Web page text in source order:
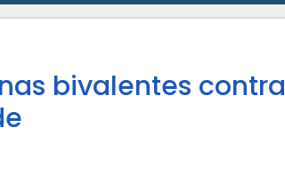
bivalentes contra